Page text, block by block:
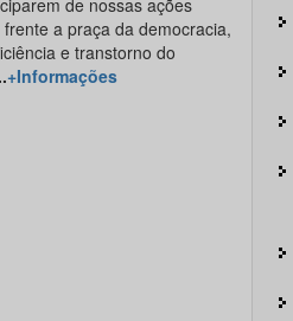
de nossas ações
a praça da democracia,
e transtorno do
+Informações